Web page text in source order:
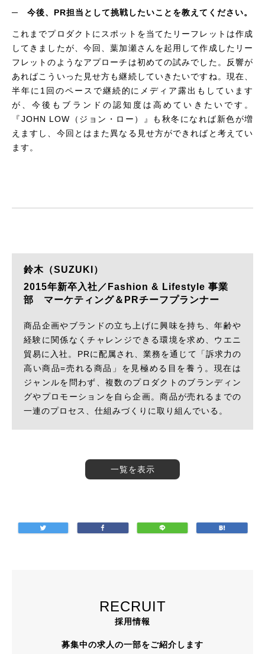
─ 今後、PR担当として挑戦したいことを教えてください。
これまでプロダクトにスポットを当てたリーフレットは作成
してきましたが、今回、葉加瀬さんを起用して作成したリー
フレットのようなアプローチは初めての試みでした。反響が
あればこういった見せ方も継続していきたいですね。現在、
半年に1回のペースで継続的にメディア露出もしています
が、今後もブランドの認知度は高めていきたいです。
『JOHN LOW （ジョン・ロー）』も秋冬になれば新色が増
えますし、今回とはまた異なる見せ方ができればと考えてい
ます。
鈴木（SUZUKI）
2015年新卒入社／Fashion & Lifestyle 事業
部 マーケティング＆PRチーフプランナー
商品企画やブランドの立ち上げに興味を持ち、年齢や
経験に関係なくチャレンジできる環境を求め、ウエニ
貿易に入社。PRに配属され、業務を通じて「訴求力の
高い商品=売れる商品」を見極める目を養う。現在は
ジャンルを問わず、複数のプロダクトのブランディン
グやプロモーションを自ら企画。商品が売れるまでの
一連のプロセス、仕組みづくりに取り組んでいる。
一覧を表示
RECRUIT
採用情報
募集中の求人の一部をご紹介します